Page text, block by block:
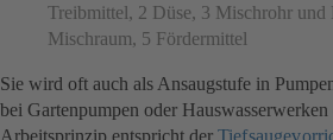
Treibmittel, 2 Düse, 3 Mischrohr und
Mischraum, 5 Fördermittel
Sie wird oft auch als Ansaugstufe in
bei Gartenpumpen oder
Arbeitsprinzip entspricht der